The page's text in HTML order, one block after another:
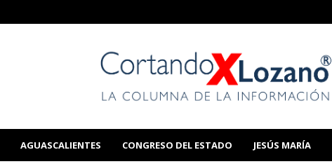
AGUASCALIENTES CONGRESO DEL ESTADO JESÚS MARÍA